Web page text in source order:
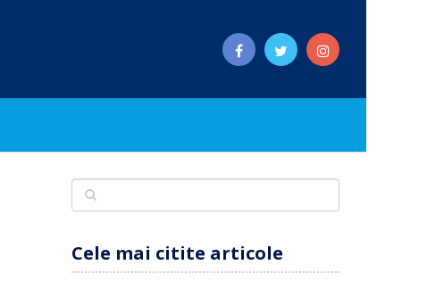
Cele mai citite articole